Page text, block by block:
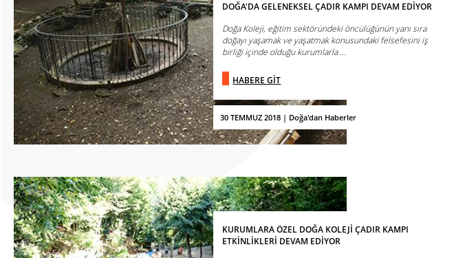
30 TEMMUZ 2018 | Doğa'dan Haberler
DOĞA'DA GELENEKSEL ÇADIR KAMPI DEVAM EDİYOR
Doğa Koleji, eğitim sektöründeki öncülüğünün yanı sıra
doğayı yaşamak ve yaşatmak konusundaki felsefesini iş
birliği içinde olduğu kurumlarla ...
HABERE GİT
KURUMLARA ÖZEL DOĞA KOLEJİ ÇADIR KAMPI
ETKİNLİKLERİ DEVAM EDİYOR